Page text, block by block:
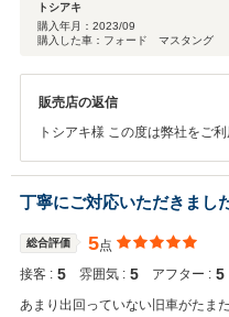
えて頂き、大変満足です！ 次回も
トシアキ
購入年月： 2023/09
購入した車：フォード マスタング
販売店の返信
トシアキ様 この度は弊社をご
す！ 急なトラブルなどもお気
願いいたします！
丁寧にご対応いただきまし
総合評価 5点
接客 : 5 雰囲気 : 5 アフター : 5
あまり出回っていない旧車がたま